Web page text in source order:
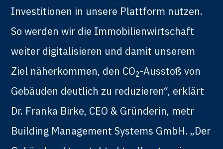
Investitionen in unsere Plattform nutzen.
So werden wir die Immobilienwirtschaft
weiter digitalisieren und damit unserem
Ziel näherkommen, den CO2-Ausstoß von
Gebäuden deutlich zu reduzieren“, erklärt
Dr. Franka Birke, CEO & Gründerin, metr
Building Management Systems GmbH. „Der